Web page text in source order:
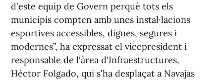
d'este equip de Govern perquè tots els
municipis compten amb unes instal·lacions
esportives accessibles, dignes, segures i
modernes”, ha expressat el vicepresident i
responsable de l'àrea d'Infraestructures,
Héctor Folgado, qui s'ha desplaçat a Navajas